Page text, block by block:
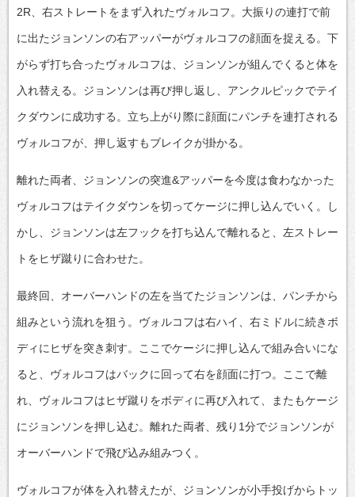
2R、右ストレートをまず入れたヴォルコフ。大振りの連打で前
に出たジョンソンの右アッパーがヴォルコフの顔面を捉える。下
がらず打ち合ったヴォルコフは、ジョンソンが組んでくると体を
入れ替える。ジョンソンは再び押し返し、アンクルピックでテイ
クダウンに成功する。立ち上がり際に顔面にパンチを連打される
ヴォルコフが、押し返すもブレイクが掛かる。
離れた両者、ジョンソンの突進&アッパーを今度は食わなかった
ヴォルコフはテイクダウンを切ってケージに押し込んでいく。し
かし、ジョンソンは左フックを打ち込んで離れると、左ストレー
トをヒザ蹴りに合わせた。
最終回、オーバーハンドの左を当てたジョンソンは、パンチから
組みという流れを狙う。ヴォルコフは右ハイ、右ミドルに続きボ
ディにヒザを突き刺す。ここでケージに押し込んで組み合いにな
ると、ヴォルコフはバックに回って右を顔面に打つ。ここで離
れ、ヴォルコフはヒザ蹴りをボディに再び入れて、またもケージ
にジョンソンを押し込む。離れた両者、残り1分でジョンソンが
オーバーハンドで飛び込み組みつく。
ヴォルコフが体を入れ替えたが、ジョンソンが小手投げからトッ